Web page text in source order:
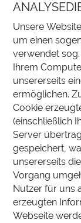
Unsere
um einen
verwendet sog.
Ihrem
unsererseits
ermöglichen.
Cookie
(einschließlich
Server
gespeichert,
unsererseits
Vorgang
Nutzer für uns
erzeugten
Webseite